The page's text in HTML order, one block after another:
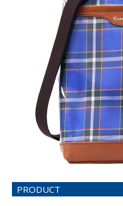
PRODUCT